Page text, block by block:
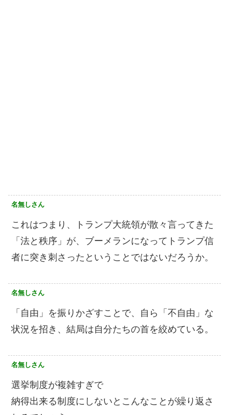
名無しさん
これはつまり、トランプ大統領が散々言ってきた
「法と秩序」が、ブーメランになってトランプ信
者に突き刺さったということではないだろうか。
名無しさん
「自由」を振りかざすことで、自ら「不自由」な
状況を招き、結局は自分たちの首を絞めている。
名無しさん
選挙制度が複雑すぎで
納得出来る制度にしないとこんなことが繰り返さ